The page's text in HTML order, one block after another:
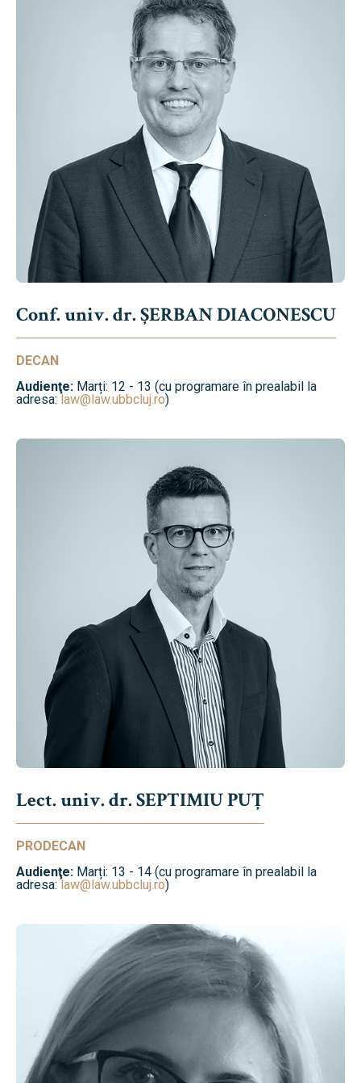
Conf. univ. dr. ȘERBAN DIACONESCU
DECAN
Audienţe: Marți: 12 - 13 (cu programare în prealabil la
adresa:law@law.ubbcluj.ro)
Lect. univ. dr. SEPTIMIU PUȚ
PRODECAN
Audienţe: Marți: 13 - 14 (cu programare în prealabil la
adresa:law@law.ubbcluj.ro)